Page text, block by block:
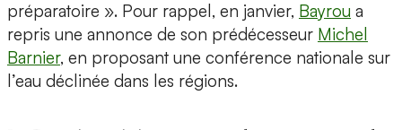
préparatoire ». Pour rappel, en janvier, Bayrou a
repris une annonce de son prédécesseur Michel
Barnier, en proposant une conférence nationale sur
l’eau déclinée dans les régions.